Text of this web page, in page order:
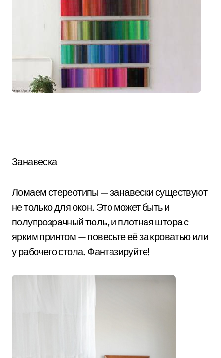
Занавеска
Ломаем стереотипы — занавески существуют
не только для окон. Это может быть и
полупрозрачный тюль, и плотная штора с
ярким принтом — повесьте её за кроватью или
у рабочего стола. Фантазируйте!